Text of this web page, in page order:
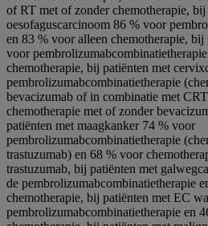
of RT met of zonder chemotherapie, bij
oesofaguscarcinoom 86 % voor
en 83 % voor alleen chemotherapie,
voor
chemotherapie, bij patiënten met
pembrolizumabcombinatietherapie
bevacizumab of in combinatie met
chemotherapie met of zonder
patiënten met maagkanker 74 % voor
pembrolizumabcombinatietherapie
trastuzumab) en 68 % voor
trastuzumab, bij patiënten met
de pembrolizumabcombinatietherapie
chemotherapie, bij patiënten met EC
pembrolizumabcombinatietherapie en